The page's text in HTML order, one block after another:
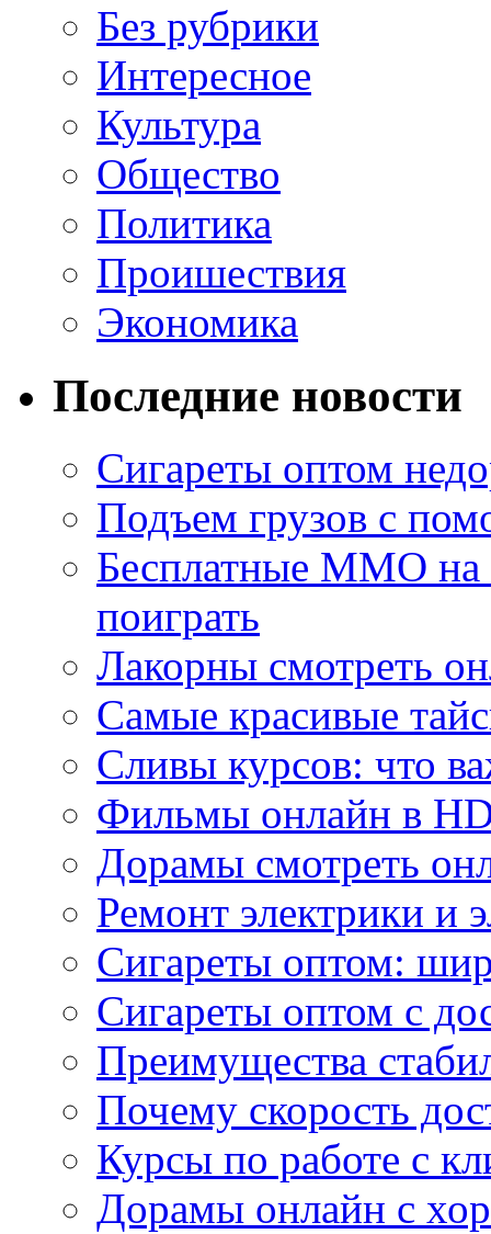
Без рубрики
Интересное
Культура
Общество
Политика
Проишествия
Экономика
Последние новости
Сигареты оптом
Подъем грузов с
Бесплатные MMO
поиграть
Лакорны смотреть
Самые красивые
Сливы курсов: что
Фильмы онлайн в
Дорамы смотреть
Ремонт электрики и
Сигареты оптом:
Сигареты оптом с
Преимущества
Почему скорость
Курсы по работе с
Дорамы онлайн с